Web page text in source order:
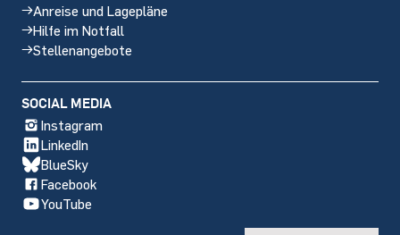
Anreise und Lagepläne
Hilfe im Notfall
Stellenangebote
SOCIAL MEDIA
Instagram
LinkedIn
BlueSky
Facebook
YouTube